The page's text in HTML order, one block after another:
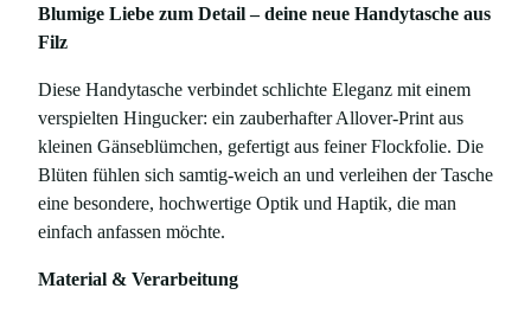
F
i
l
m
i
G
n
Blumige Liebe zum Detail – deine neue Handytasche aus
Filz
Diese Handytasche verbindet schlichte Eleganz mit einem
verspielten Hingucker: ein zauberhafter Allover-Print aus
kleinen Gänseblümchen, gefertigt aus feiner Flockfolie. Die
Blüten fühlen sich samtig-weich an und verleihen der Tasche
eine besondere, hochwertige Optik und Haptik, die man
einfach anfassen möchte.
Material & Verarbeitung